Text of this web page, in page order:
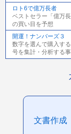
ロト6で億万長者
ベストセラー「億万
の買い目を予想
開運！ナンバーズ３
数字を選んで購入す
号を集計・分析する
文書作成